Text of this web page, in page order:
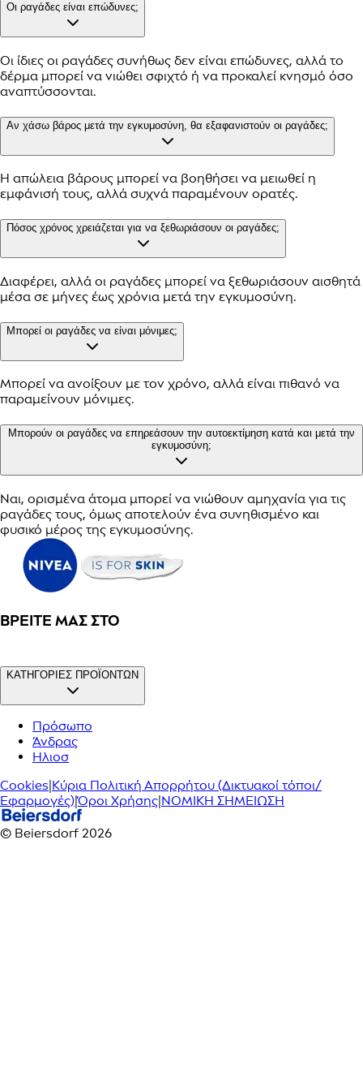
Οι ραγάδες είναι επώδυνες;
Οι ίδιες οι ραγάδες συνήθως δεν είναι επώδυνες, αλλά το
δέρμα μπορεί να νιώθει σφιχτό ή να προκαλεί κνησμό όσο
αναπτύσσονται.
Αν χάσω βάρος μετά την εγκυμοσύνη, θα εξαφανιστούν οι ραγάδες;
Η απώλεια βάρους μπορεί να βοηθήσει να μειωθεί η
εμφάνισή τους, αλλά συχνά παραμένουν ορατές.
Πόσος χρόνος χρειάζεται για να ξεθωριάσουν οι ραγάδες;
Διαφέρει, αλλά οι ραγάδες μπορεί να ξεθωριάσουν αισθητά
μέσα σε μήνες έως χρόνια μετά την εγκυμοσύνη.
Μπορεί οι ραγάδες να είναι μόνιμες;
Μπορεί να ανοίξουν με τον χρόνο, αλλά είναι πιθανό να
παραμείνουν μόνιμες.
Μπορούν οι ραγάδες να επηρεάσουν την αυτοεκτίμηση κατά και μετά την
εγκυμοσύνη;
Ναι, ορισμένα άτομα μπορεί να νιώθουν αμηχανία για τις
ραγάδες τους, όμως αποτελούν ένα συνηθισμένο και
φυσικό μέρος της εγκυμοσύνης.
ΒΡΕΊΤΕ ΜΑΣ ΣΤΟ
ΚΑΤΗΓΟΡΙΕΣ ΠΡΟΪΟΝΤΩΝ
Πρόσωπο
Άνδρας
Ηλιοσ
Cookies Κύρια Πολιτική Απορρήτου (Δικτυακοί τόποι/
Εφαρμογές)|Όροι Χρήσης ΝΟΜΙΚΗ ΣΗΜΕΙΩΣΗ
© Beiersdorf 2026